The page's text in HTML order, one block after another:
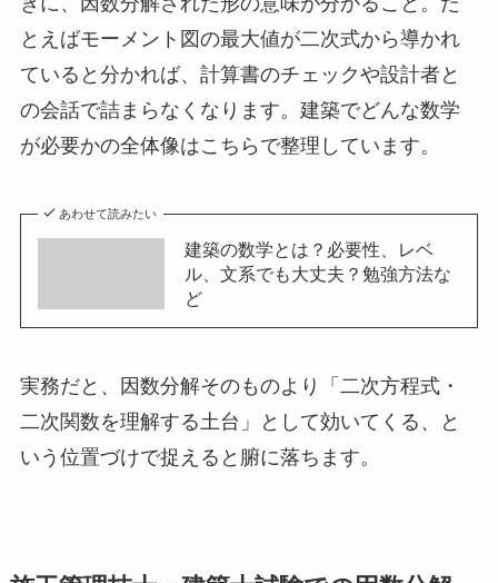
とえばモーメント図の最大値が二次式から導かれ
ていると分かれば、計算書のチェックや設計者と
の会話で詰まらなくなります。建築でどんな数学
が必要かの全体像はこちらで整理しています。
あわせて読みたい
建築の数学とは？必要性、レベ
ル、文系でも大丈夫？勉強方法な
ど
実務だと、因数分解そのものより「二次方程式・
二次関数を理解する土台」として効いてくる、と
いう位置づけで捉えると腑に落ちます。